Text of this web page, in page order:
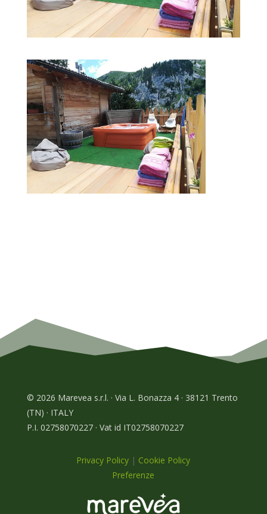
© 2026 Marevea s.r.l. · Via L. Bonazza 4 · 38121 Trento
(TN) · ITALY
P.I. 02758070227 · Vat id IT02758070227
Privacy Policy | Cookie Policy
Preferenze